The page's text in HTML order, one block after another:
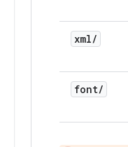
xml/
font/